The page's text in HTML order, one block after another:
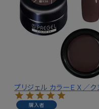
プリジェル カラーＥＸ／ク
購入者